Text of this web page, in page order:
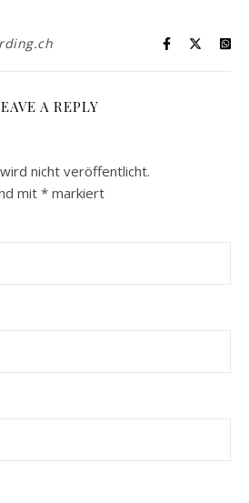
A REPLY
nicht veröffentlicht.
mit * markiert